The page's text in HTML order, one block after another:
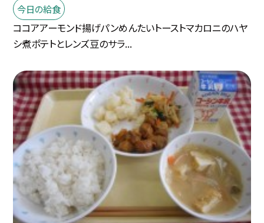
今日の給食
ココアアーモンド揚げパンめんたいトーストマカロニのハヤ
シ煮ポテトとレンズ豆のサラ...